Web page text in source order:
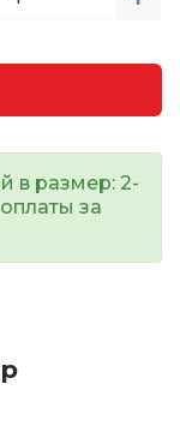
в размер: 2-
за